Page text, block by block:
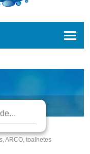
ARCO, toalhetes